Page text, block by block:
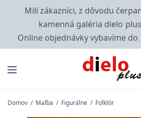
Milí zákazníci, z dôvodu
kamenná galéria dielo plus
Online objednávky vybavíme
Domov / Maľba / Figurálne / Folklór